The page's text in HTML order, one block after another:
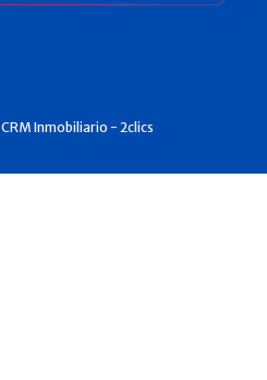
CRM Inmobiliario - 2clics